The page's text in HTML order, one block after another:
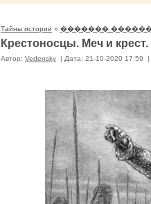
Тайны истории » �������
Крестоносцы. Меч и
Автор: Vedensky | Дата: 21-10-2020 17:59 |